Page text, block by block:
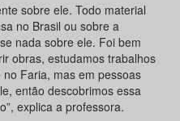
sobre ele. Todo material
no Brasil ou sobre a
nada sobre ele. Foi bem
obras, estudamos trabalhos
Faria, mas em pessoas
então descobrimos essa
explica a professora.